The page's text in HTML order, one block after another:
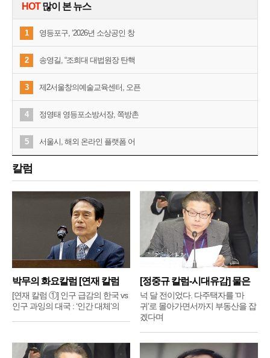
HOT많이 본 뉴스
1 영등포구, ‘2026년 소상공인 창
2 송영길, “조희대 대법원장 탄핵
3 제2서울창의예술교육센터, 오픈
4 정영태 영등포소방서장, 쪽방촌
5 서울시, 해외 온라인 플랫폼 어
칼럼
박무의 화요칼럼 [연재 칼럼
①]
[연재 칼럼 ①] 인구 급감의 한국 vs
인구 과잉의 대국 : ‘인간 대체’의
[정중규 칼럼-시대유감] 물은
배
넉 달 전이었다. 다주택자를 ‘마
귀’로 몰아가면서까지 부동산을 잡
겠다며